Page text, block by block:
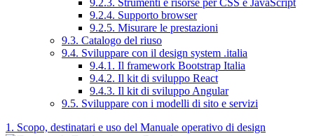
9.2.4. Supporto browser
9.2.5. Misurare le prestazioni
9.3. Catalogo del riuso
9.4. Sviluppare con il design system .italia
9.4.1. Il framework Bootstrap Italia
9.4.2. Il kit di sviluppo React
9.4.3. Il kit di sviluppo Angular
9.5. Sviluppare con i modelli di sito e servizi
1. Scopo, destinatari e uso del Manuale operativo di design